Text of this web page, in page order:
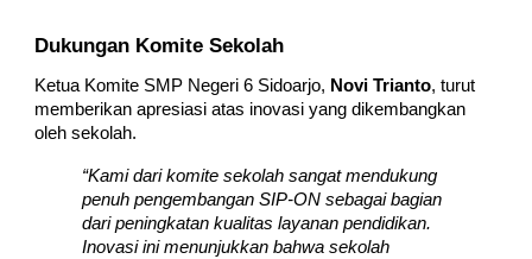
Dukungan Komite Sekolah
Ketua Komite SMP Negeri 6 Sidoarjo, Novi Trianto, turut
memberikan apresiasi atas inovasi yang dikembangkan
oleh sekolah.
“Kami dari komite sekolah sangat mendukung
penuh pengembangan SIP-ON sebagai bagian
dari peningkatan kualitas layanan pendidikan.
Inovasi ini menunjukkan bahwa sekolah